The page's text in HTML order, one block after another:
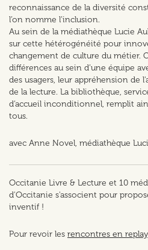
reconnaissance de la diversité
l’on nomme l’inclusion.
Au sein de la médiathèque Lucie
sur cette hétérogénéité pour
changement de culture du métier.
différences au sein d’une équipe
des usagers, leur appréhension de
de la lecture. La bibliothèque,
d’accueil inconditionnel, remplit
tous.
avec Anne Novel, médiathèque
Occitanie Livre & Lecture et 10
d'Occitanie s'associent pour
inventif !
Pour revoir les rencontres en